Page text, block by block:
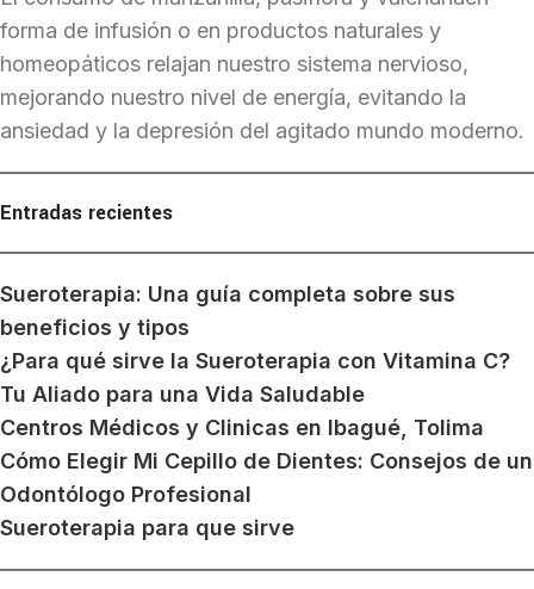
forma de infusión o en productos naturales y
homeopáticos relajan nuestro sistema nervioso,
mejorando nuestro nivel de energía, evitando la
ansiedad y la depresión del agitado mundo moderno.
Entradas recientes
Sueroterapia: Una guía completa sobre sus
beneficios y tipos
¿Para qué sirve la Sueroterapia con Vitamina C?
Tu Aliado para una Vida Saludable
Centros Médicos y Clinicas en Ibagué, Tolima
Cómo Elegir Mi Cepillo de Dientes: Consejos de un
Odontólogo Profesional
Sueroterapia para que sirve